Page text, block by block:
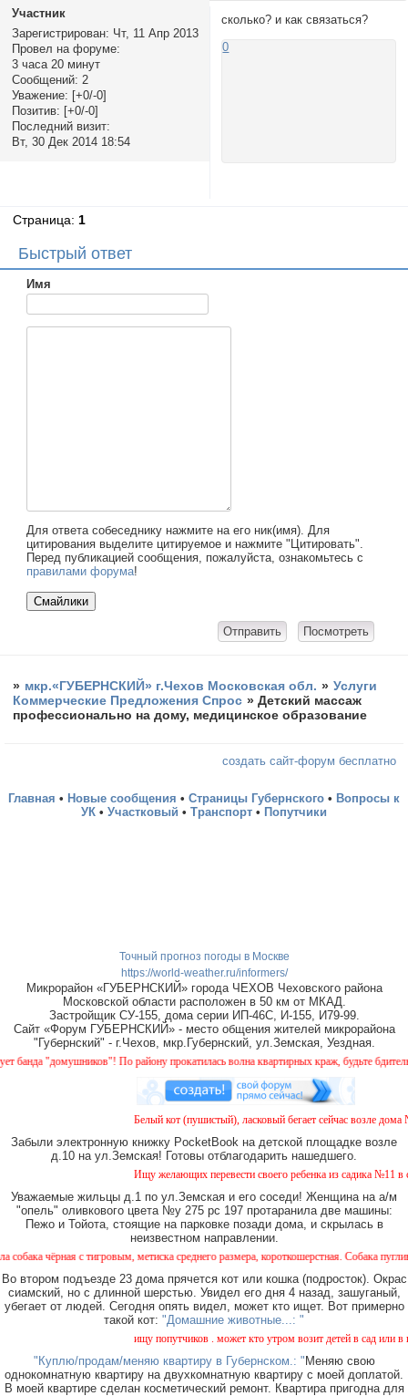
Участник
Зарегистрирован: Чт, 11 Апр 2013
Провел на форуме:
3 часа 20 минут
Сообщений: 2
Уважение: [+0/-0]
Позитив: [+0/-0]
Последний визит:
Вт, 30 Дек 2014 18:54
сколько? и как связаться?
0
Страница: 1
Быстрый ответ
Имя
Для ответа собеседнику нажмите на его ник(имя). Для
цитирования выделите цитируемое и нажмите "Цитировать".
Перед публикацией сообщения, пожалуйста, ознакомьтесь с
правилами форума!
» мкр.«ГУБЕРНСКИЙ» г.Чехов Московская обл. » Услуги
Коммерческие Предложения Спрос »Детский массаж
профессионально на дому, медицинское образование
создать сайт-форум бесплатно
Главная • Новые сообщения • Страницы Губернского • Вопросы к
УК • Участковый • Транспорт • Попутчики
Точный прогноз погоды в Москве
https://world-weather.ru/informers/
Микрорайон «ГУБЕРНСКИЙ» города ЧЕХОВ Чеховского района
Московской области расположен в 50 км от МКАД.
Застройщик СУ-155, дома серии ИП-46С, И-155, И79-99.
Сайт «Форум ГУБЕРНСКИЙ» - место общения жителей микрорайона
"Губернский" - г.Чехов, мкр.Губернский, ул.Земская, Уездная.
"домушников"! По району прокатилась волна квартирных краж, будьте бдительны!
Белый кот (пушистый), ласковый бегает сейчас возле дома
Забыли электронную книжку PocketBook на детской площадке возле
д.10 на ул.Земская! Готовы отблагодарить нашедшего.
Ищу желающих перевести своего ребенка из садика №11 в
Уважаемые жильцы д.1 по ул.Земская и его соседи! Женщина на а/м
"опель" оливкового цвета №у 275 рс 197 протаранила две машины:
Пежо и Тойота, стоящие на парковке позади дома, и скрылась в
неизвестном направлении.
с тигровым, метиска среднего размера, короткошерстная. Собака пугливая,
Во втором подъезде 23 дома прячется кот или кошка (подросток). Окрас
сиамский, но с длинной шерстью. Увидел его дня 4 назад, зашуганый,
убегает от людей. Сегодня опять видел, может кто ищет. Вот примерно
такой кот: "Домашние животные...: "
ищу попутчиков . может кто утром возит детей в сад или в
"Куплю/продам/меняю квартиру в Губернском.: " Меняю свою
однокомнатную квартиру на двухкомнатную квартиру с моей доплатой.
В моей квартире сделан косметический ремонт. Квартира пригодна для